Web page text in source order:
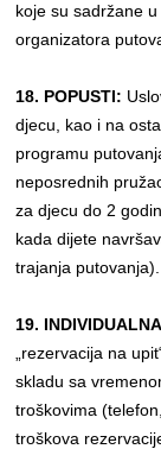
koje su sadržane
organizatora
18. POPUSTI:
djecu, kao i na
programu
neposrednih
za djecu do 2
kada dijete
trajanja putovanja).
19.
„rezervacija na
skladu sa
troškovima
troškova